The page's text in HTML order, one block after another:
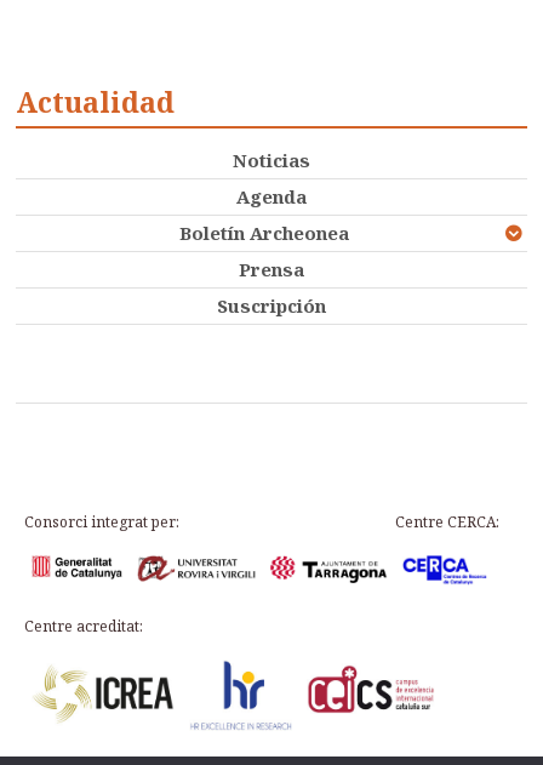
Actualidad
Noticias
Agenda
Boletín Archeonea
Prensa
Suscripción
Consorci integrat per: Centre CERCA:
Centre acreditat: